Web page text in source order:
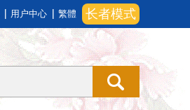
用户中心 繁體 长者模式